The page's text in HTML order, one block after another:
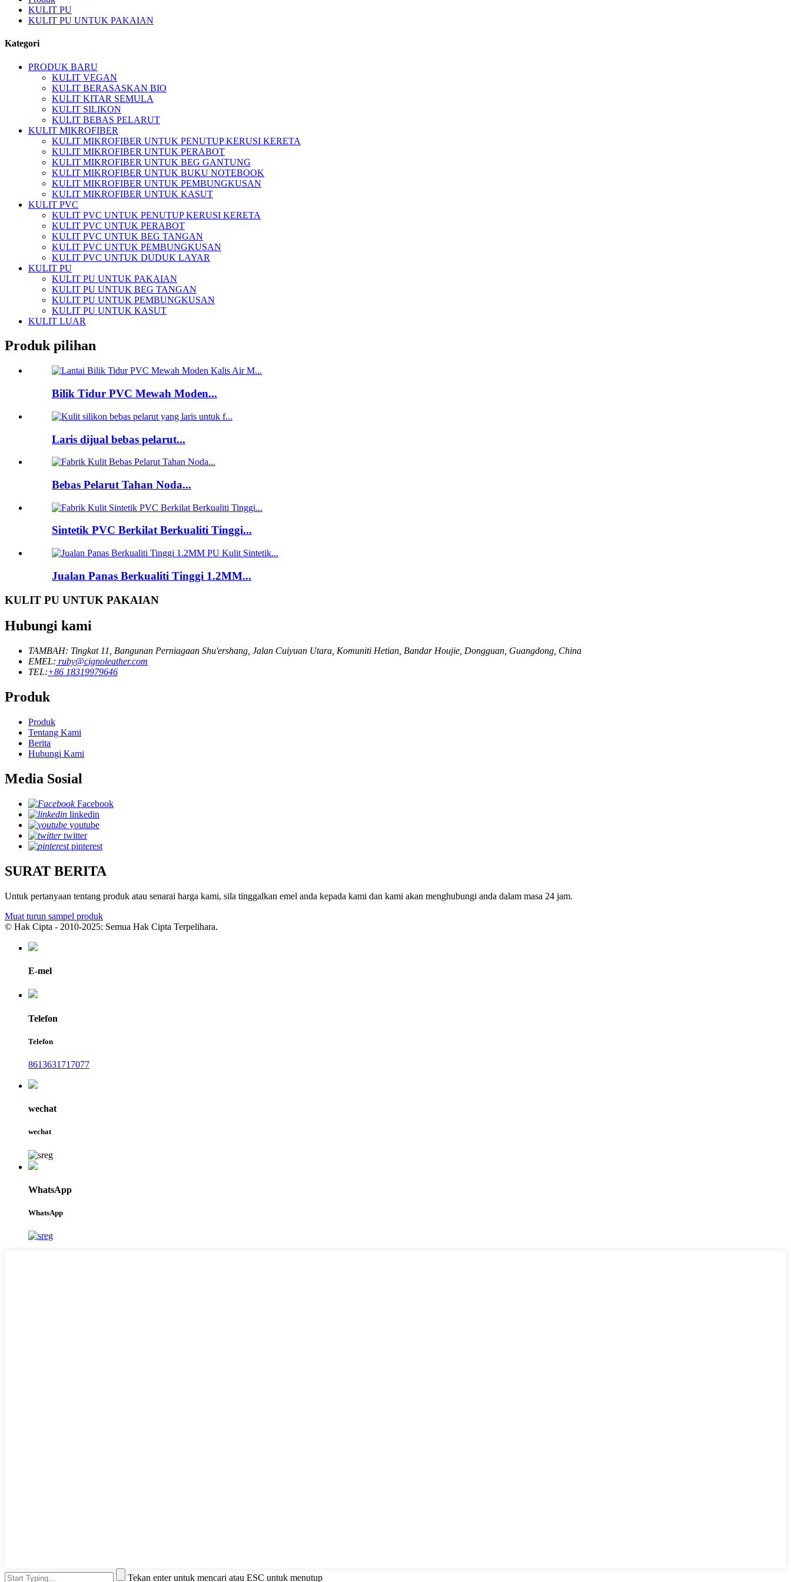
KULIT PU
KULIT PU UNTUK PAKAIAN
Kategori
PRODUK BARU
KULIT VEGAN
KULIT BERASASKAN BIO
KULIT KITAR SEMULA
KULIT SILIKON
KULIT BEBAS PELARUT
KULIT MIKROFIBER
KULIT MIKROFIBER UNTUK PENUTUP KERUSI KERETA
KULIT MIKROFIBER UNTUK PERABOT
KULIT MIKROFIBER UNTUK BEG GANTUNG
KULIT MIKROFIBER UNTUK BUKU NOTEBOOK
KULIT MIKROFIBER UNTUK PEMBUNGKUSAN
KULIT MIKROFIBER UNTUK KASUT
KULIT PVC
KULIT PVC UNTUK PENUTUP KERUSI KERETA
KULIT PVC UNTUK PERABOT
KULIT PVC UNTUK BEG TANGAN
KULIT PVC UNTUK PEMBUNGKUSAN
KULIT PVC UNTUK DUDUK LAYAR
KULIT PU
KULIT PU UNTUK PAKAIAN
KULIT PU UNTUK BEG TANGAN
KULIT PU UNTUK PEMBUNGKUSAN
KULIT PU UNTUK KASUT
KULIT LUAR
Produk pilihan
Bilik Tidur PVC Mewah Moden...
Laris dijual bebas pelarut...
Bebas Pelarut Tahan Noda...
Sintetik PVC Berkilat Berkualiti Tinggi...
Jualan Panas Berkualiti Tinggi 1.2MM...
KULIT PU UNTUK PAKAIAN
Hubungi kami
TAMBAH: Tingkat 11, Bangunan Perniagaan Shu'ershang, Jalan Cuiyuan Utara, Komuniti Hetian, Bandar Houjie, Dongguan, Guangdong, China
EMEL: ruby@cignoleather.com
TEL:+86 18319979646
Produk
Produk
Tentang Kami
Berita
Hubungi Kami
Media Sosial
Facebook
linkedin
youtube
twitter
pinterest
SURAT BERITA
Untuk pertanyaan tentang produk atau senarai harga kami, sila tinggalkan emel anda kepada kami dan kami akan menghubungi anda dalam masa 24 jam.
Muat turun sampel produk
© Hak Cipta - 2010-2025: Semua Hak Cipta Terpelihara.
E-mel
Telefon
Telefon
8613631717077
wechat
wechat
WhatsApp
WhatsApp
Tekan enter untuk mencari atau ESC untuk menutup